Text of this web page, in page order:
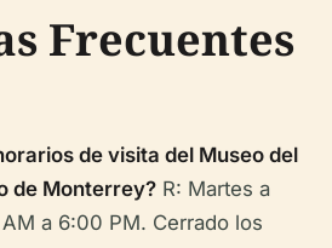
Frecuentes
de visita del Museo del
de Monterrey? R: Martes a
a 6:00 PM. Cerrado los